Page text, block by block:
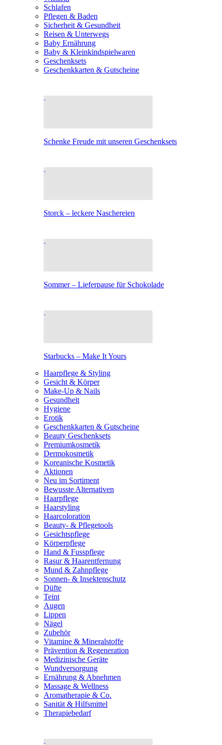
Schlafen
Pflegen & Baden
Sicherheit & Gesundheit
Reisen & Unterwegs
Baby Ernährung
Baby & Kleinkindspielwaren
Geschenksets
Geschenkkarten & Gutscheine
Schenke Freude mit unseren Geschenksets
Storck – leckere Naschereien
Sommer – Lieferpause für Schokolade
Starbucks – Make It Yours
Haarpflege & Styling
Gesicht & Körper
Make-Up & Nails
Gesundheit
Hygiene
Erotik
Geschenkkarten & Gutscheine
Beauty Geschenksets
Premiumkosmetik
Dermokosmetik
Koreanische Kosmetik
Aktionen
Neu im Sortiment
Bewusste Alternativen
Haarpflege
Haarstyling
Haarcoloration
Beauty- & Pflegetools
Gesichtspflege
Körperpflege
Hand & Fusspflege
Rasur & Haarentfernung
Mund & Zahnpflege
Sonnen- & Insektenschutz
Düfte
Teint
Augen
Lippen
Nägel
Zubehör
Vitamine & Mineralstoffe
Prävention & Regeneration
Medizinische Geräte
Wundversorgung
Ernährung & Abnehmen
Massage & Wellness
Aromatherapie & Co.
Sanität & Hilfsmittel
Therapiebedarf